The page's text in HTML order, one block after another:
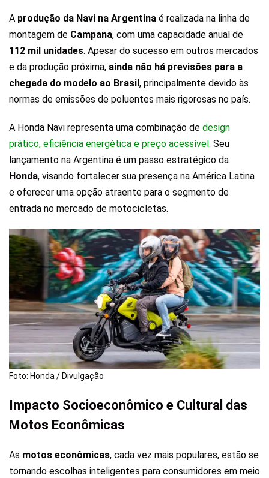
A produção da Navi na Argentina é realizada na linha de
montagem de Campana, com uma capacidade anual de
112 mil unidades. Apesar do sucesso em outros mercados
e da produção próxima, ainda não há previsões para a
chegada do modelo ao Brasil , principalmente devido às
normas de emissões de poluentes mais rigorosas no país.
A Honda Navi representa uma combinação de design
prático, eficiência energética e preço acessível . Seu
lançamento na Argentina é um passo estratégico da
Honda, visando fortalecer sua presença na América Latina
e oferecer uma opção atraente para o segmento de
entrada no mercado de motocicletas.
Foto: Honda / Divulgação
Impacto Socioeconômico e Cultural das
Motos Econômicas
As motos econômicas, cada vez mais populares, estão se
tornando escolhas inteligentes para consumidores em meio